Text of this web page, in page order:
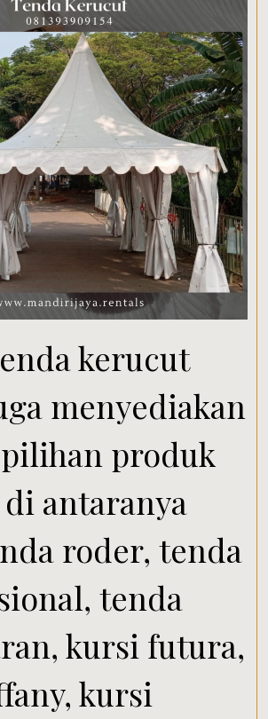
kerucut
menyediakan
produk
antaranya
roder, tenda
tenda
kursi futura,
kursi